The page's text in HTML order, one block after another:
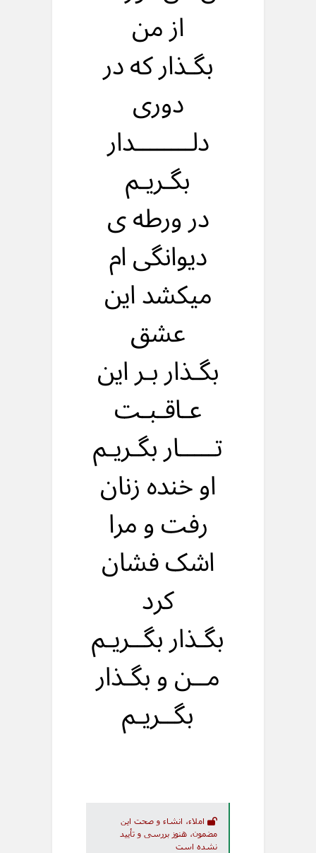
از من
بگـذار که در
دوری
دلــــــــدار
بگـریـم
در ورطه ی
دیوانگی ام
میکشد این
عشق
بگـذار بـر این
عـاقـبـت
تـــــار بگـریـم
او خنده زنان
رفت و مرا
اشک فشان
کرد
بگـذار بگــریـم
مــن و بگـذار
بگــریـم
املاء، انشاء و صحت این
مضمون، هنوز بررسی و تأیید
نشده است